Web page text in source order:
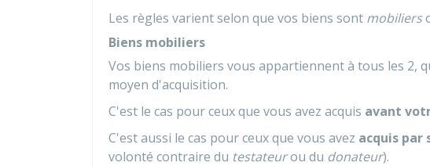
Les règles varient selon que vos biens sont mobiliers
Biens mobiliers
Vos biens mobiliers vous appartiennent à tous les 2,
moyen d'acquisition.
C'est le cas pour ceux que vous avez acquis avant
C'est aussi le cas pour ceux que vous avez acquis par
volonté contraire du testateurou du donateur).